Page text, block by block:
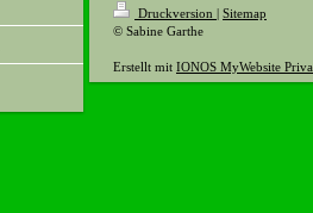
Druckversion | Sitemap
© Sabine Garthe
Erstellt mit IONOS MyWebsite